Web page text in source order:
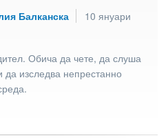
Балканска
10 януари
Обича да чете, да слуша
да изследва непрестанно